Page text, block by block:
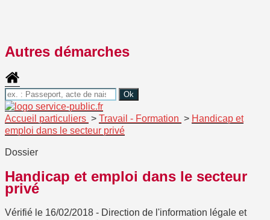
Autres démarches
Accueil particuliers > Travail - Formation > Handicap et
emploi dans le secteur privé
Dossier
Handicap et emploi dans le secteur
privé
Vérifié le 16/02/2018 - Direction de l'information légale et